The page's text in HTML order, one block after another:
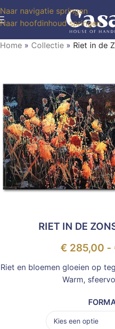
Naar navigatie springen
Naar hoofdinhoud springen
Home » Collectie » Riet in de
RIET IN DE
€ 285,00 -
Riet en bloemen gloeien op
Warm,